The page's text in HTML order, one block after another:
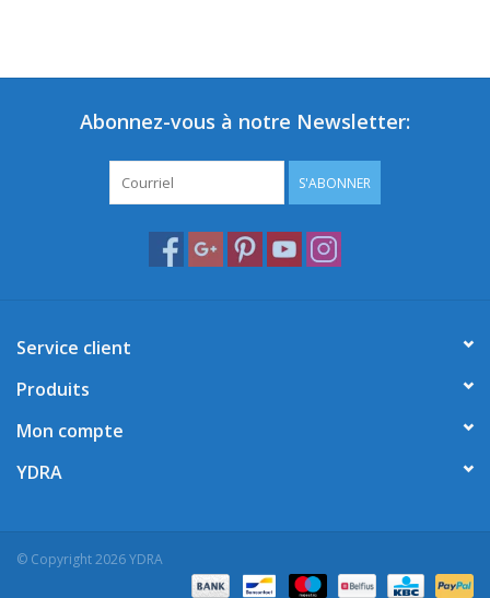
Abonnez-vous à notre Newsletter:
S'ABONNER
Service client
Produits
Mon compte
YDRA
© Copyright 2026 YDRA